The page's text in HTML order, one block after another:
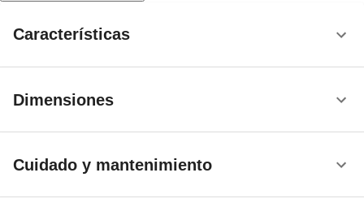
Características
Dimensiones
Cuidado y mantenimiento